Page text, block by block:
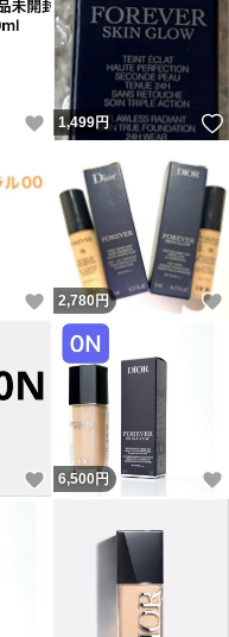
いいね！
1,499円
いいね！
2,780円
いいね！
6,500 円